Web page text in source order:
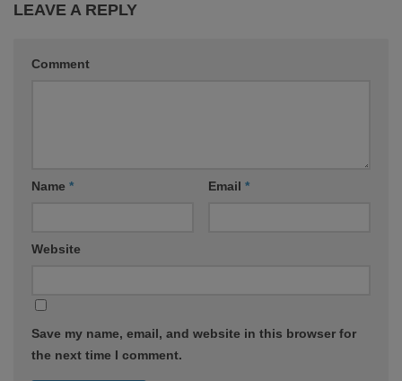
LEAVE A REPLY
Comment
Name * Email *
Website
Save my name, email, and website in this browser for
the next time I comment.